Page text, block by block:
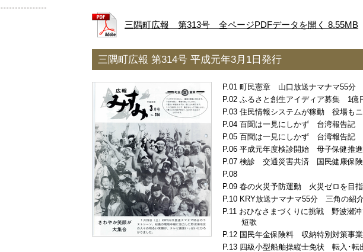
三隅町広報 第313号 全ページPDFデータを開く 8.55MB
三隅町広報 第314号 平成元年3月1日発行
町民憲章 山口放送ナマナマ55分
ふるさと創生アイディア募集 1億
住民情報システムが稼動 役場も
百聞は一見にしかず 台湾報告記
百聞は一見にしかず 台湾報告
平成元年度検診開始 母子保健推
検診 交通災害共済 国民健康保
春の火災予防運動 火災ゼロを目
KRY放送ナマナマ55分 三角の紹
おひなさまづくりに挑戦 野波瀬
短歌
国民年金保険料 収納特別対策事
四級小型船舶操縦士免状 転入･